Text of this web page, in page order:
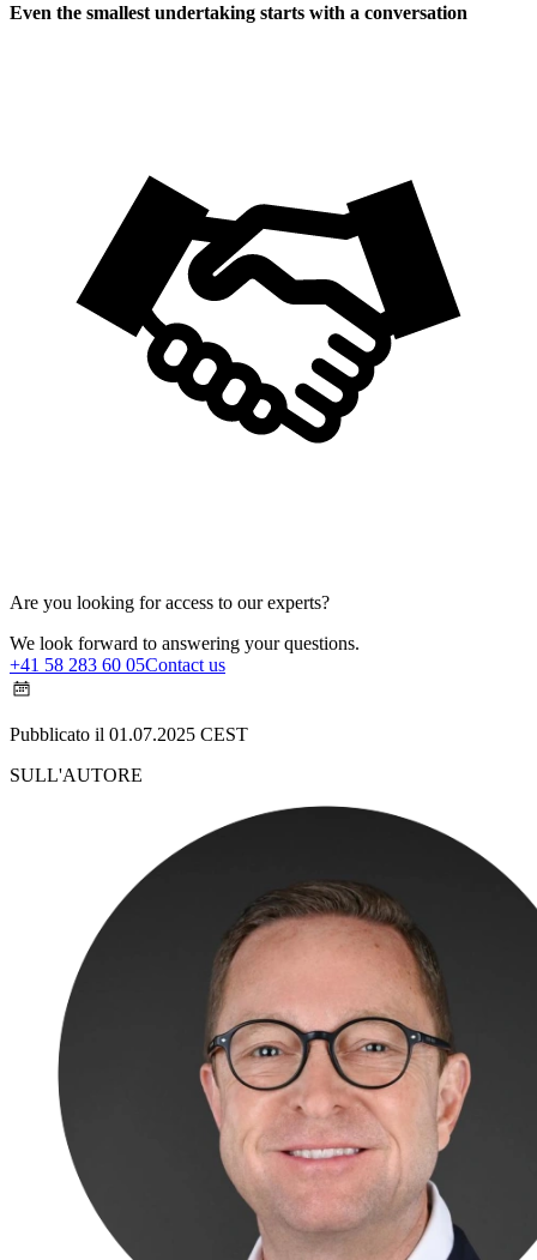
Even the smallest undertaking starts with a conversation
Are you looking for access to our experts?
We look forward to answering your questions.
+41 58 283 60 05Contact us
Pubblicato il 01.07.2025 CEST
SULL'AUTORE